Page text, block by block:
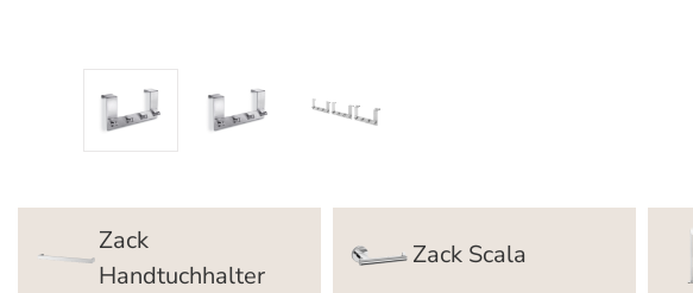
Zack
Handtuchhalter
Zack Scala